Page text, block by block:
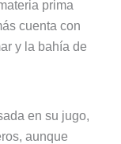
prima
cuenta con
y la bahía de
en su jugo,
aunque